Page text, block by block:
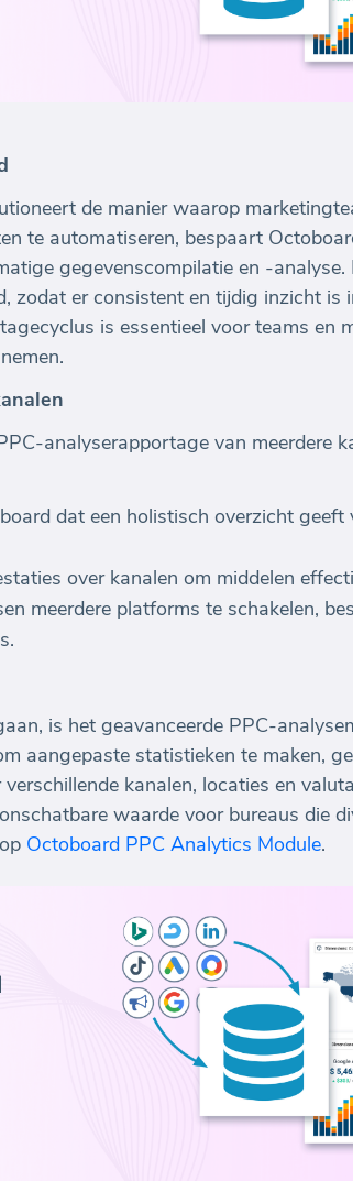
de manier waarop
te automatiseren, bespaart
gegevenscompilatie en -
zodat er consistent en tijdig inzicht is
is essentieel voor teams en
analyserapportage van meerdere
dat een holistisch overzicht geeft
over kanalen om middelen
meerdere platforms te schakelen,
is het geavanceerde PPC-
aangepaste statistieken te maken,
kanalen, locaties en
waarde voor bureaus die
Octoboard PPC Analytics Module.